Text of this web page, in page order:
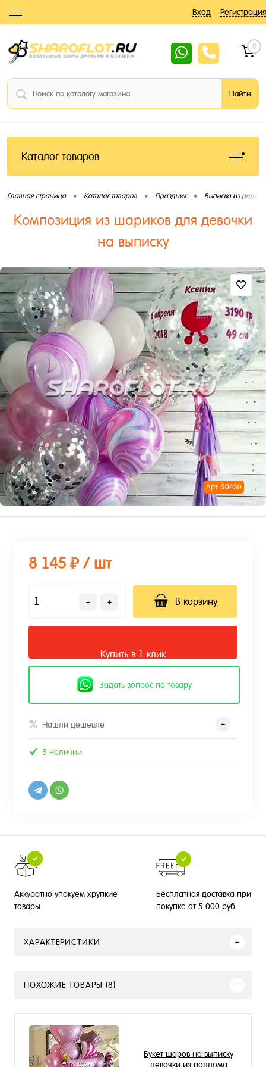
Вход Регистрация
0
Каталог товаров
Главная страница • Каталог товаров • Праздник • Выписка из
Композиция из шариков для девочки
на выписку
Арт: 50430
8 145 ₽ / шт
В корзину
Купить в 1 клик
Задать вопрос по товару
Нашли дешевле
В наличии
Аккуратно упакуем хрупкие
товары
Бесплатная доставка при
покупке от 5 000 руб
ХАРАКТЕРИСТИКИ
ПОХОЖИЕ ТОВАРЫ (8)
Букет шаров на выписку
девочки из роддома